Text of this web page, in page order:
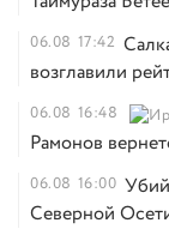
06.08 17:42
возглавили
06.08 16:48
Рамонов
06.08 16:00
Северной